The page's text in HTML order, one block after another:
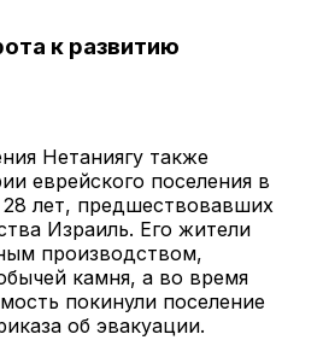
к развитию
Нетаниягу также
еврейского поселения в
лет, предшествовавших
Израиль. Его жители
производством,
камня, а во время
покинули поселение
об эвакуации.